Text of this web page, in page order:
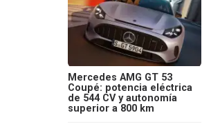
Mercedes AMG GT 53
Coupé: potencia eléctrica
de 544 CV y autonomía
superior a 800 km